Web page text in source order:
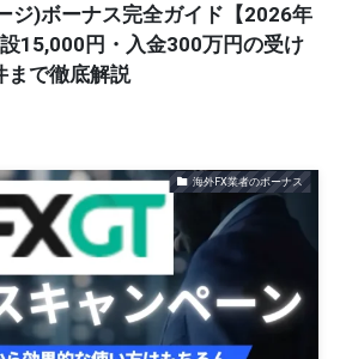
ジ)ボーナス完全ガイド【2026年
15,000円・入金300万円の受け
まで徹底解説
海外FX業者のボーナス